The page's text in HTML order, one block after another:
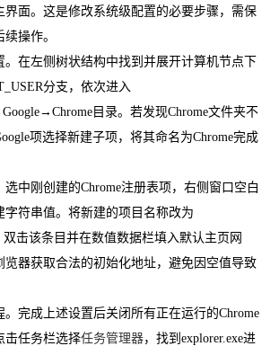
界面。这是修改系统级配置的必要步骤，需保
操作。
。在左侧树状结构中找到并展开计算机节点下
分支，依次进入
目录。若发现Chrome文件夹不
项选择新建子项，将其命名为Chrome完成
中刚创建的Chrome注册表项，右侧窗口空白
字符串值。将新建的项目名称改为
双击该条目并在数值数据栏填入默认主页网
览器获取合法的初始化地址，避免因空值导致
完成上述设置后关闭所有正在运行的Chrome
击任务栏选择任务管理器，找到explorer.exe进